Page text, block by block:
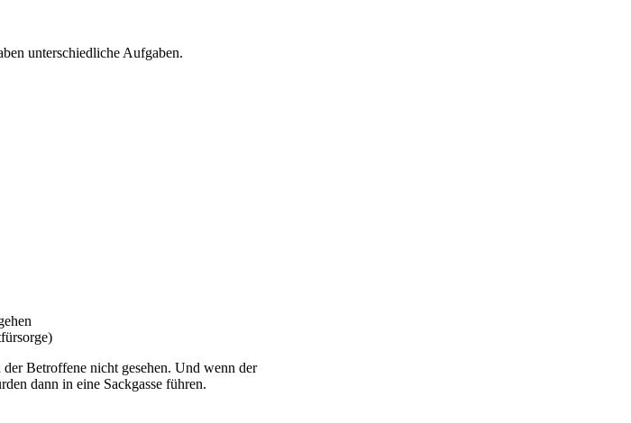
unterschiedliche Aufgaben.
Betroffene nicht gesehen. Und wenn der
dann in eine Sackgasse führen.